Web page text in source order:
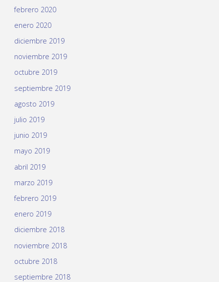
febrero 2020
enero 2020
diciembre 2019
noviembre 2019
octubre 2019
septiembre 2019
agosto 2019
julio 2019
junio 2019
mayo 2019
abril 2019
marzo 2019
febrero 2019
enero 2019
diciembre 2018
noviembre 2018
octubre 2018
septiembre 2018